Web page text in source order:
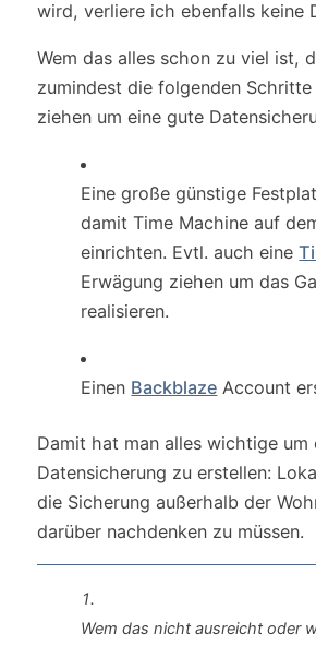
wird, verliere ich ebenfalls keine
Wem das alles schon zu viel ist,
zumindest die folgenden Schritte
ziehen um eine gute
Eine große günstige
damit Time Machine auf
einrichten. Evtl. auch eine
Erwägung ziehen um das
realisieren.
Einen Backblaze Account
Damit hat man alles wichtige um
Datensicherung zu erstellen:
die Sicherung außerhalb der
darüber nachdenken zu müssen.
Wem das nicht ausreicht oder